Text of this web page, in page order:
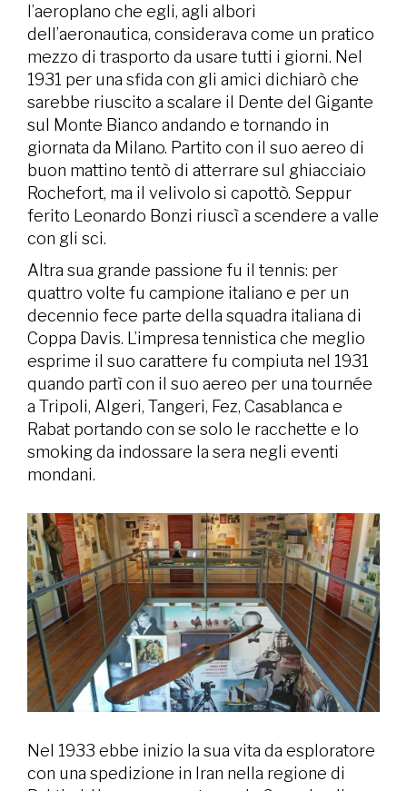
l’aeroplano che egli, agli albori
dell’aeronautica, considerava come un pratico
mezzo di trasporto da usare tutti i giorni. Nel
1931 per una sfida con gli amici dichiarò che
sarebbe riuscito a scalare il Dente del Gigante
sul Monte Bianco andando e tornando in
giornata da Milano. Partito con il suo aereo di
buon mattino tentò di atterrare sul ghiacciaio
Rochefort, ma il velivolo si capottò. Seppur
ferito Leonardo Bonzi riuscì a scendere a valle
con gli sci.
Altra sua grande passione fu il tennis: per
quattro volte fu campione italiano e per un
decennio fece parte della squadra italiana di
Coppa Davis. L’impresa tennistica che meglio
esprime il suo carattere fu compiuta nel 1931
quando partì con il suo aereo per una tournée
a Tripoli, Algeri, Tangeri, Fez, Casablanca e
Rabat portando con se solo le racchette e lo
smoking da indossare la sera negli eventi
mondani.
Nel 1933 ebbe inizio la sua vita da esploratore
con una spedizione in Iran nella regione di